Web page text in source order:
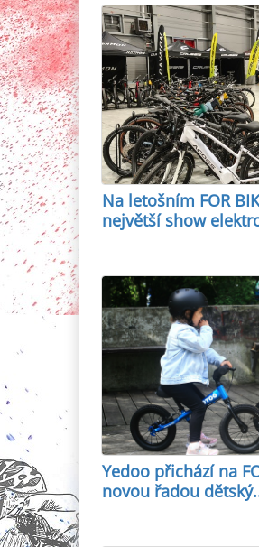
Na letošním FOR
největší show
Yedoo přichází na
novou řadou